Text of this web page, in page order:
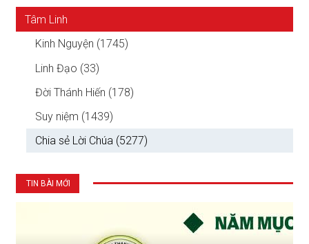
Tâm Linh
Kinh Nguyện (1745)
Linh Đạo (33)
Đời Thánh Hiến (178)
Suy niệm (1439)
Chia sẻ Lời Chúa (5277)
TIN BÀI MỚI